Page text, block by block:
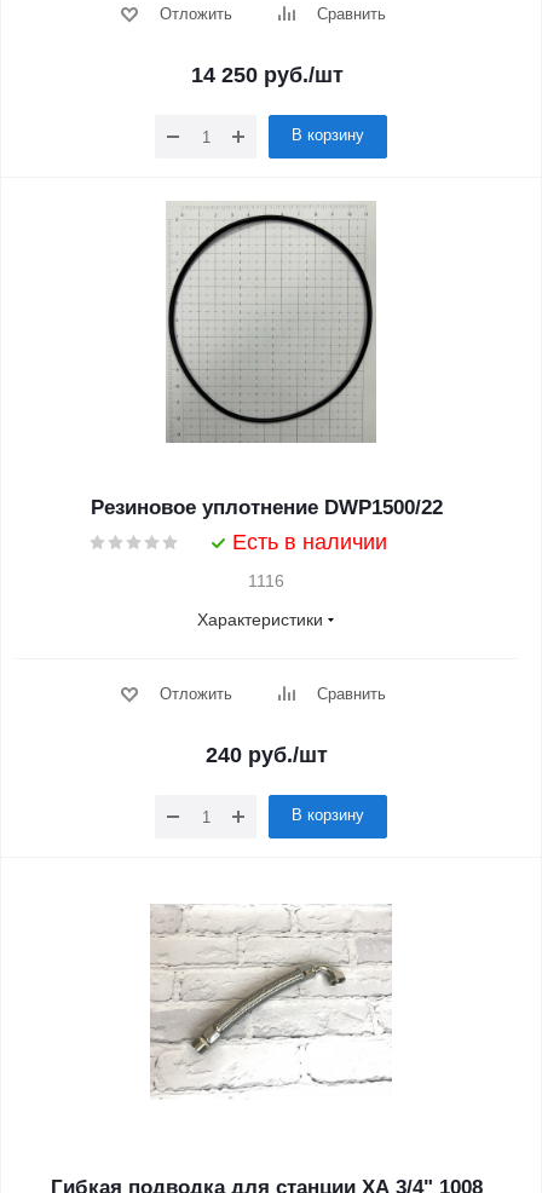
Отложить Сравнить
14 250руб./шт
В корзину
Резиновое уплотнение DWP1500/22
Есть в наличии
1116
Характеристики
Отложить Сравнить
240 руб./шт
В корзину
Гибкая подводка для станции XA 3/4" 1008